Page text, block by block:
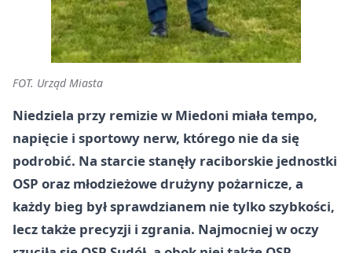
FOT. Urząd Miasta
Niedziela przy remizie w Miedoni miała tempo,
napięcie i sportowy nerw, którego nie da się
podrobić. Na starcie stanęły raciborskie jednostki
OSP oraz młodzieżowe drużyny pożarnicze, a
każdy bieg był sprawdzianem nie tylko szybkości,
lecz także precyzji i zgrania. Najmocniej w oczy